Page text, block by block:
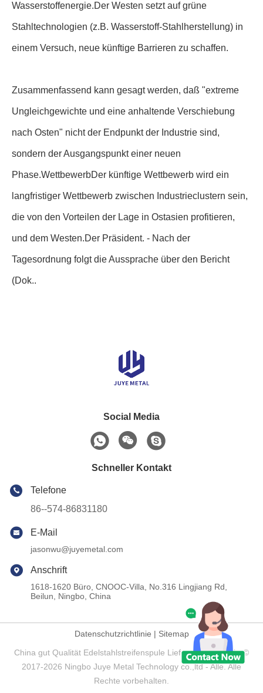
Wasserstoffenergie.Der Westen setzt auf grüne
Stahltechnologien (z.B. Wasserstoff-Stahlherstellung) in
einem Versuch, neue künftige Barrieren zu schaffen.
Zusammenfassend kann gesagt werden, daß "extreme
Ungleichgewichte und eine anhaltende Verschiebung
nach Osten" nicht der Endpunkt der Industrie sind,
sondern der Ausgangspunkt einer neuen
Phase.WettbewerbDer künftige Wettbewerb wird ein
langfristiger Wettbewerb zwischen Industrieclustern sein,
die von den Vorteilen der Lage in Ostasien profitieren,
und dem Westen.Der Präsident. - Nach der
Tagesordnung folgt die Aussprache über den Bericht
(Dok..
Social Media
Schneller Kontakt
Telefone
86--574-86831180
E-Mail
jasonwu@juyemetal.com
Anschrift
1618-1620 Büro, CNOOC-Villa, No.316 Lingjiang Rd,
Beilun, Ningbo, China
Datenschutzrichtlinie | Sitemap
China gut Qualität Edelstahlstreifenspule Lieferant. Copyright ©
2017-2026 Ningbo Juye Metal Technology co.,ltd - Alle. Alle
Rechte vorbehalten.